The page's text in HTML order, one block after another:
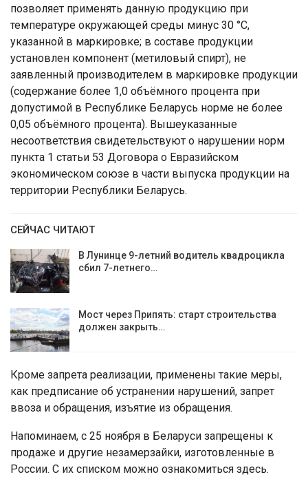
позволяет применять данную продукцию при
температуре окружающей среды минус 30 °С,
указанной в маркировке; в составе продукции
установлен компонент (метиловый спирт), не
заявленный производителем в маркировке продукции
(содержание более 1,0 объёмного процента при
допустимой в Республике Беларусь норме не более
0,05 объёмного процента). Вышеуказанные
несоответствия свидетельствуют о нарушении норм
пункта 1 статьи 53 Договора о Евразийском
экономическом союзе в части выпуска продукции на
территории Республики Беларусь.
СЕЙЧАС ЧИТАЮТ
В Лунинце 9-летний водитель квадроцикла
сбил 7-летнего…
Мост через Припять: старт строительства
должен закрыть…
Кроме запрета реализации, применены такие меры,
как предписание об устранении нарушений, запрет
ввоза и обращения, изъятие из обращения.
Напоминаем, с 25 ноября в Беларуси запрещены к
продаже и другие незамерзайки, изготовленные в
России. С их списком можно ознакомиться здесь.